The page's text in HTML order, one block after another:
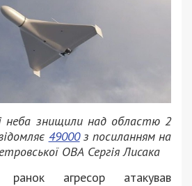
неба знищили над областю 2
49000з посиланням на
ОВА Сергія Лисака
агресор атакував